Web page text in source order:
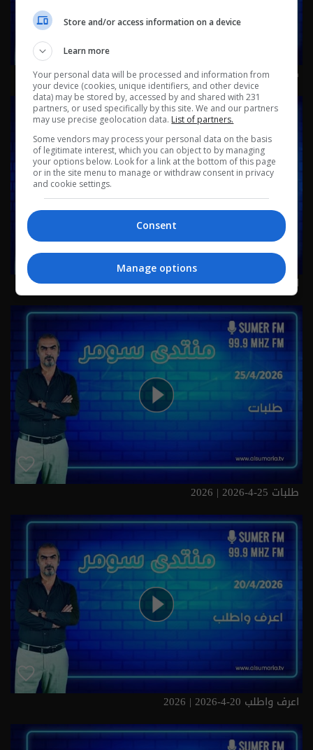
طلبات 2-5-2026 | 2026
اعرف واطلب 27-4-2026 | 2026
طلبات 25-4-2026 | 2026
اعرف واطلب 20-4-2026 | 2026
Store and/or access information on a device
Learn more
Your personal data will be processed and information from
your device (cookies, unique identifiers, and other device
data) may be stored by, accessed by and shared with 231
partners, or used specifically by this site. We and our partners
may use precise geolocation data. List of partners.
Some vendors may process your personal data on the basis
of legitimate interest, which you can object to by managing
your options below. Look for a link at the bottom of this page
or in the site menu to manage or withdraw consent in privacy
and cookie settings.
Consent
Manage options